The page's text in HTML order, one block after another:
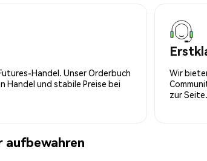
Handel. Unser Orderbuch
Handel und stabile Preise bei
Wir
zur Seite.
aufbewahren